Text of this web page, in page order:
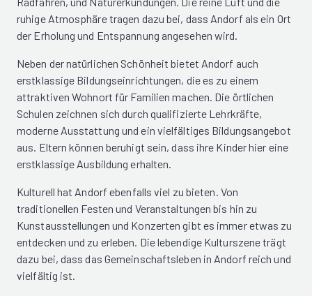
ruhige Atmosphäre tragen dazu bei, dass Andorf als ein Ort
der Erholung und Entspannung angesehen wird.
Neben der natürlichen Schönheit bietet Andorf auch
erstklassige Bildungseinrichtungen, die es zu einem
attraktiven Wohnort für Familien machen. Die örtlichen
Schulen zeichnen sich durch qualifizierte Lehrkräfte,
moderne Ausstattung und ein vielfältiges Bildungsangebot
aus. Eltern können beruhigt sein, dass ihre Kinder hier eine
erstklassige Ausbildung erhalten.
Kulturell hat Andorf ebenfalls viel zu bieten. Von
traditionellen Festen und Veranstaltungen bis hin zu
Kunstausstellungen und Konzerten gibt es immer etwas zu
entdecken und zu erleben. Die lebendige Kulturszene trägt
dazu bei, dass das Gemeinschaftsleben in Andorf reich und
vielfältig ist.